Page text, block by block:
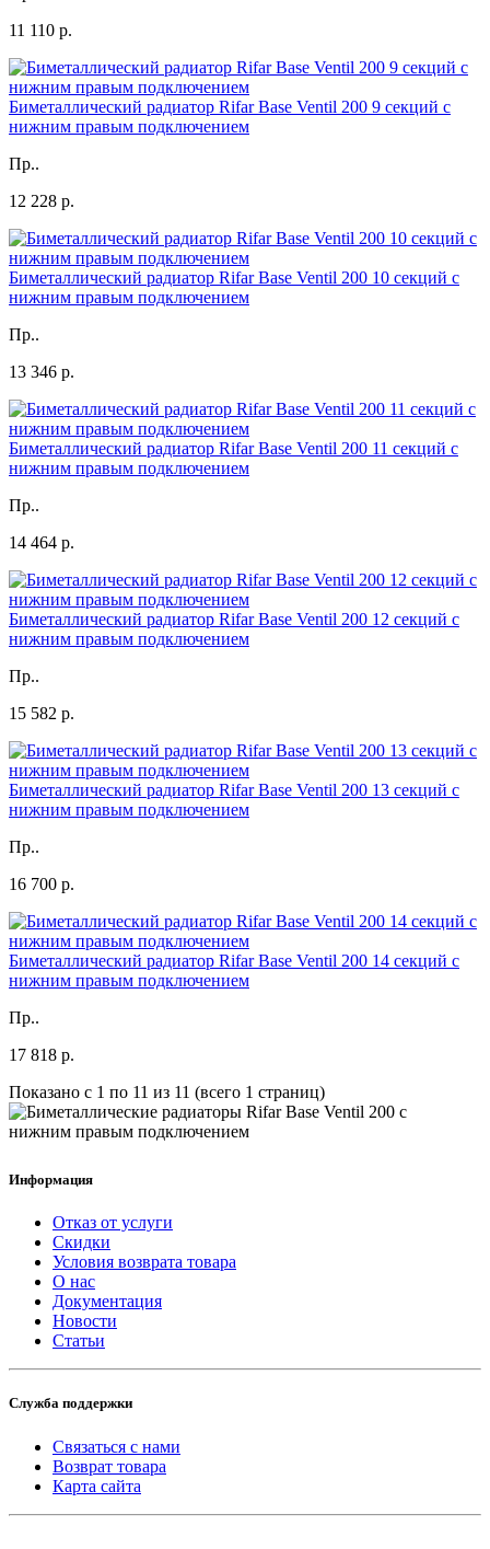
11 110 р.
Биметаллический радиатор Rifar Base Ventil 200 9 секций с
нижним правым подключением
Пр..
12 228 р.
Биметаллический радиатор Rifar Base Ventil 200 10 секций с
нижним правым подключением
Пр..
13 346 р.
Биметаллический радиатор Rifar Base Ventil 200 11 секций с
нижним правым подключением
Пр..
14 464 р.
Биметаллический радиатор Rifar Base Ventil 200 12 секций с
нижним правым подключением
Пр..
15 582 р.
Биметаллический радиатор Rifar Base Ventil 200 13 секций с
нижним правым подключением
Пр..
16 700 р.
Биметаллический радиатор Rifar Base Ventil 200 14 секций с
нижним правым подключением
Пр..
17 818 р.
Показано с 1 по 11 из 11 (всего 1 страниц)
Информация
Отказ от услуги
Скидки
Условия возврата товара
О нас
Документация
Новости
Статьи
Служба поддержки
Связаться с нами
Возврат товара
Карта сайта